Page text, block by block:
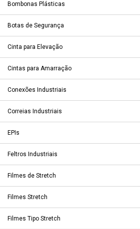
Bombonas Plásticas
Botas de Segurança
Cinta para Elevação
Cintas para Amarração
Conexões Industriais
Correias Industriais
EPIs
Feltros Industriais
Filmes de Stretch
Filmes Stretch
Filmes Tipo Stretch